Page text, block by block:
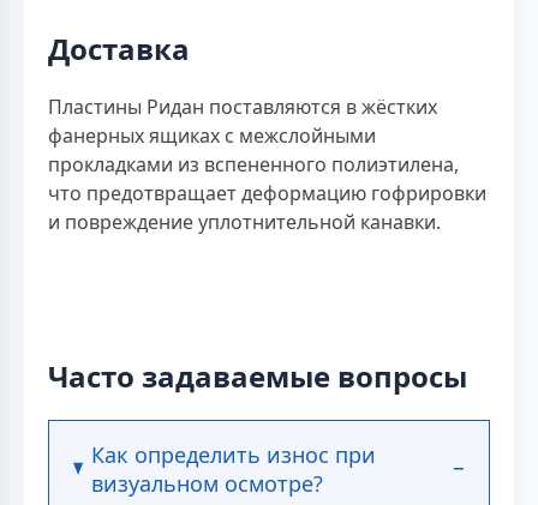
Доставка
Пластины Ридан поставляются в жёстких
фанерных ящиках с межслойными
прокладками из вспененного полиэтилена,
что предотвращает деформацию гофрировки
и повреждение уплотнительной канавки.
Часто задаваемые вопросы
Как определить износ при
визуальном осмотре?